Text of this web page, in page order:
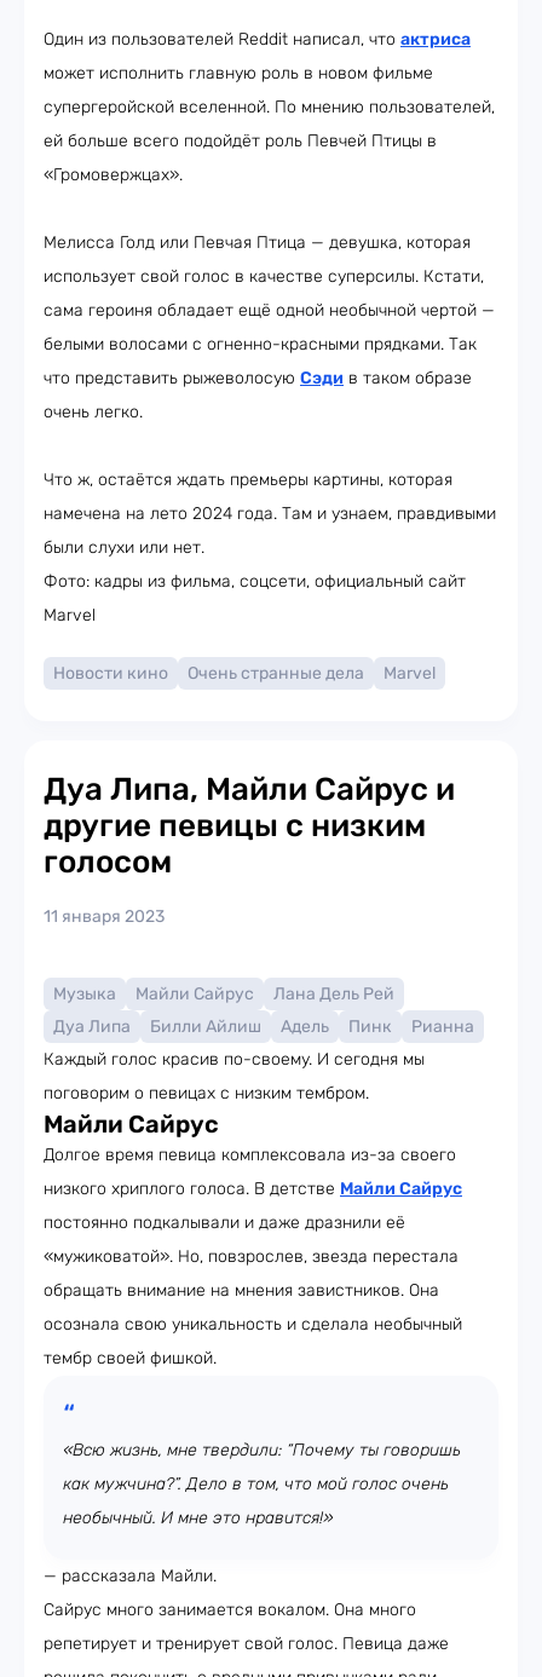
Один из пользователей Reddit написал, что актриса
может исполнить главную роль в новом фильме
супергеройской вселенной. По мнению пользователей,
ей больше всего подойдёт роль Певчей Птицы в
«Громовержцах».
Мелисса Голд или Певчая Птица — девушка, которая
использует свой голос в качестве суперсилы. Кстати,
сама героиня обладает ещё одной необычной чертой —
белыми волосами с огненно-красными прядками. Так
что представить рыжеволосую Сэди в таком образе
очень легко.
Что ж, остаётся ждать премьеры картины, которая
намечена на лето 2024 года. Там и узнаем, правдивыми
были слухи или нет.
Фото: кадры из фильма, соцсети, официальный сайт
Marvel
Новости кино Очень странные дела Marvel
Дуа Липа, Майли Сайрус и
другие певицы с низким
голосом
11 января 2023
Музыка Майли Сайрус
Лана Дель Рей
Дуа Липа
Билли Айлиш Адель Пинк
Рианна
Каждый голос красив по-своему. И сегодня мы
поговорим о певицах с низким тембром.
Майли Сайрус
Долгое время певица комплексовала из-за своего
низкого хриплого голоса. В детстве Майли Сайрус
постоянно подкалывали и даже дразнили её
«мужиковатой». Но, повзрослев, звезда перестала
обращать внимание на мнения завистников. Она
осознала свою уникальность и сделала необычный
тембр своей фишкой.
«Всю жизнь, мне твердили: “Почему ты говоришь
как мужчина?”. Дело в том, что мой голос очень
необычный. И мне это нравится!»
— рассказала Майли.
Сайрус много занимается вокалом. Она много
репетирует и тренирует свой голос. Певица даже